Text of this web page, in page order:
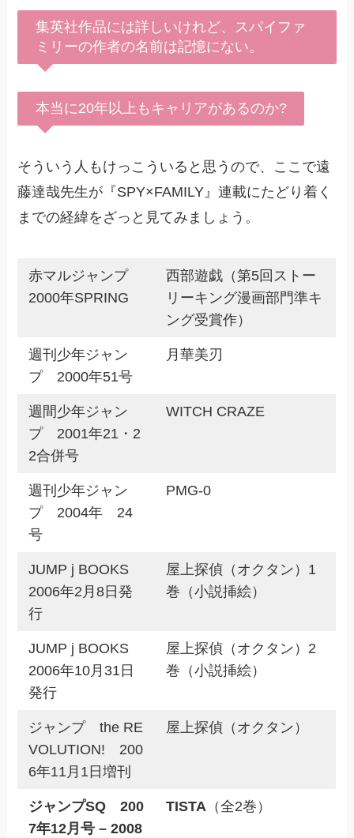
集英社作品には詳しいけれど、スパイファ
ミリーの作者の名前は記憶にない。
本当に20年以上もキャリアがあるのか?
そういう人もけっこういると思うので、ここで遠
藤達哉先生が『SPY×FAMILY』連載にたどり着く
までの経緯をざっと見てみましょう。
赤マルジャンプ
2000年SPRING
西部遊戯（第5回ストー
リーキング漫画部門準キ
ング受賞作）
週刊少年ジャン
プ 2000年51号
月華美刃
週間少年ジャン
プ 2001年21・2
2合併号
WITCH CRAZE
週刊少年ジャン
プ 2004年 24
号
PMG-0
JUMP j BOOKS
2006年2月8日発
行
屋上探偵（オクタン）1
巻（小説挿絵）
JUMP j BOOKS
2006年10月31日
発行
屋上探偵（オクタン）2
巻（小説挿絵）
ジャンプ the RE
VOLUTION! 200
6年11月1日増刊
屋上探偵（オクタン）
ジャンプSQ 200
7年12月号 – 2008
TISTA（全2巻）